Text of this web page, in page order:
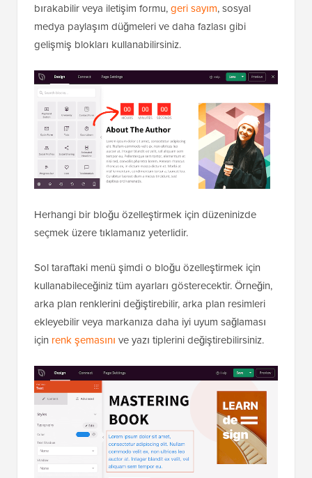
bırakabilir veya iletişim formu,geri sayım, sosyal
medya paylaşım düğmeleri ve daha fazlası gibi
gelişmiş blokları kullanabilirsiniz.
Herhangi bir bloğu özelleştirmek için düzeninizde
seçmek üzere tıklamanız yeterlidir.
Sol taraftaki menü şimdi o bloğu özelleştirmek için
kullanabileceğiniz tüm ayarları gösterecektir. Örneğin,
arka plan renklerini değiştirebilir, arka plan resimleri
ekleyebilir veya markanıza daha iyi uyum sağlaması
için renk şemasını ve yazı tiplerini değiştirebilirsiniz.